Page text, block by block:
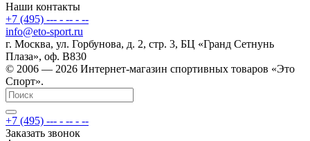
Наши контакты
+7 (495) --- - -- - --
info@eto-sport.ru
г. Москва, ул. Горбунова, д. 2, стр. 3, БЦ «Гранд Сетнунь
Плаза», оф. В830
© 2006 — 2026 Интернет-магазин спортивных товаров «Это
Спорт».
+7 (495) --- - -- - --
Заказать звонок